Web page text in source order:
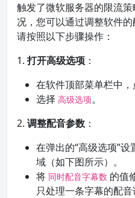
触发了微软服务器的限流
况，您可以通过调整软件的
请按照以下步骤操作：
1.打开高级选项 ：
在软件顶部菜单栏中
选择 高级选项。
2. 调整配音参数 ：
在弹出的“高级选项”设
域（如下图所示）。
将 同时配音字幕数 的值
只处理一条字幕的配音